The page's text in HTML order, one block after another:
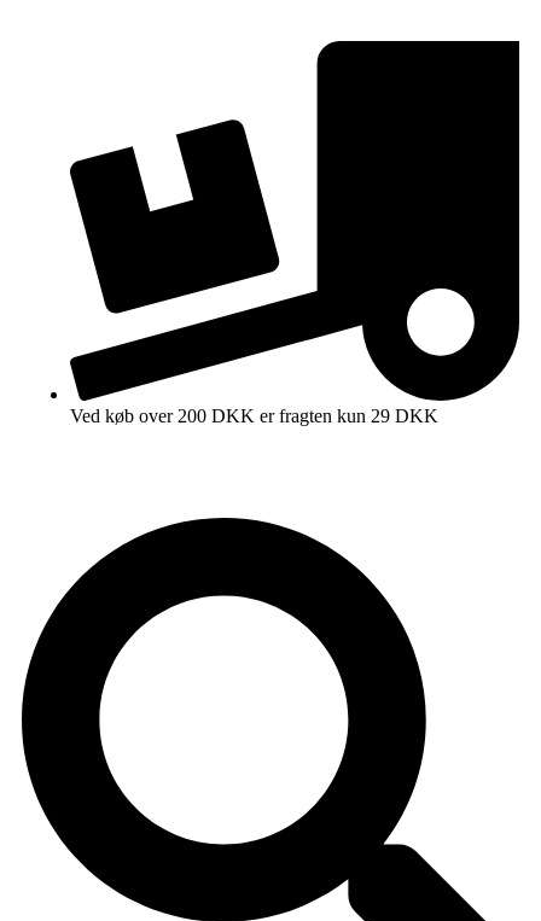
Ved køb over 200 DKK er fragten kun 29 DKK